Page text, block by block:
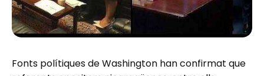
Fonts polítiques de Washington han confirmat que